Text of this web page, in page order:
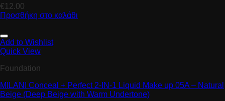
€12.00
Προσθήκη στο καλάθι
Add to Wishlist
Quick View
Foundation
MILANI Conceal + Perfect 2-IN-1 Liquid Make up 05A – Natural
Beige (Deep Beige with Warm Undertone)